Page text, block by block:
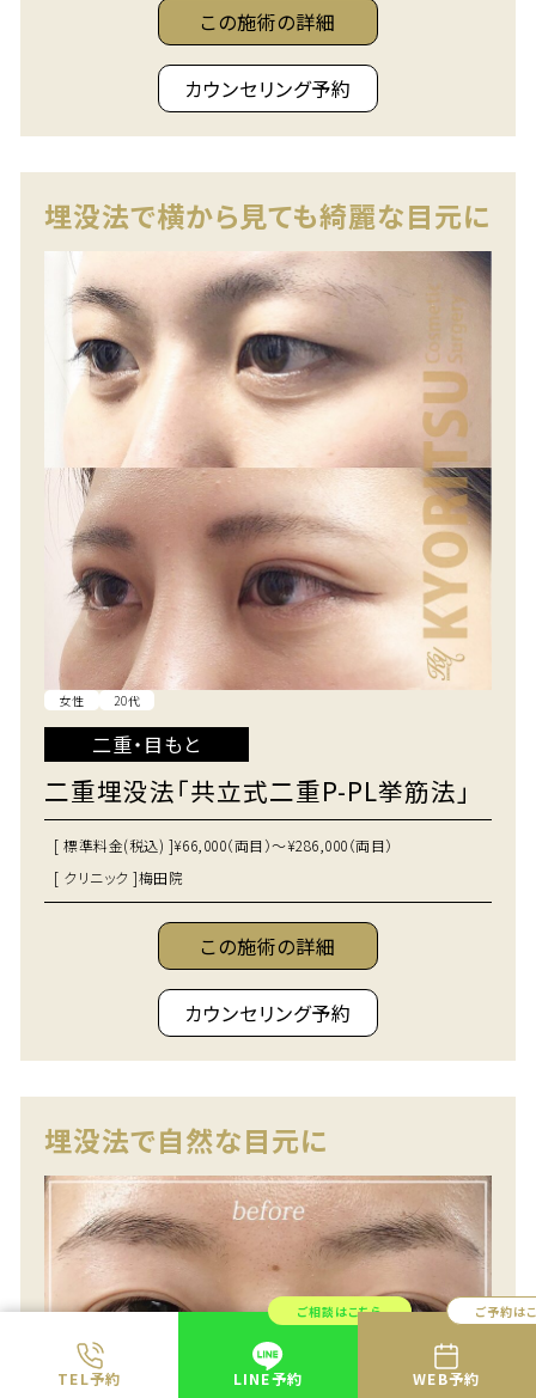
TEL予約
ご相談はこちら
LINE予約
ご予約は
WEB予約
この施術の詳細
カウンセリング予約
埋没法で横から見ても綺麗な目元に
女性 20代
二重・目もと
二重埋没法「共立式二重P-PL挙筋法」
[ 標準料金(税込) ]¥66,000（両目）～¥286,000（両目）
[ クリニック ]梅田院
この施術の詳細
カウンセリング予約
埋没法で自然な目元に